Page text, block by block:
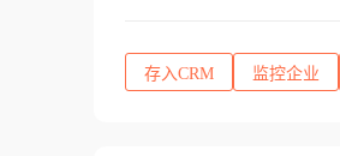
存入CRM 监控企业